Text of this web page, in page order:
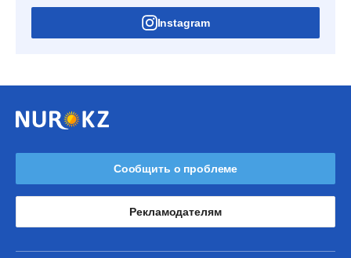
Instagram
Сообщить о проблеме
Рекламодателям